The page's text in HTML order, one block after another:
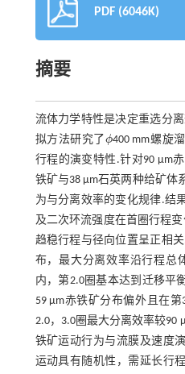
PDF (6046K)
摘要
流体力学特性是决定重选分
拟方法研究了ϕ
ϕ400 mm螺旋
行程的演变特性.针对90 μm
铁矿与38 μm石英两种给矿体
为与分离效率的变化规律.结
及二次环流强度在首圈行程变
趋稳行程与径向位置呈正相
布，最大分离效率沿行程总
内，第2.0圈基本达到迁移平
59 μm赤铁矿分布偏外且在
2.0，3.0圈最大分离效率较90
铁矿运动行为与流膜及速度
运动具有随机性，需延长行